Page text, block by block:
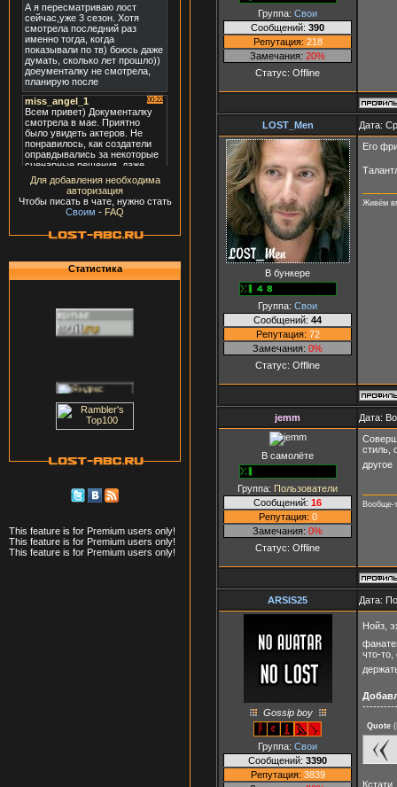
Для добавления необходима
авторизация
Чтобы писать в чате, нужно стать
Своим - FAQ
Статистика
This feature is for Premium users only!
This feature is for Premium users only!
This feature is for Premium users only!
Группа: Свои
Сообщений: 390
Репутация: 218
Замечания: 20%
Статус: Offline
LOST_Men Дата:
В бункере
Группа: Свои
Сообщений: 44
Репутация: 72
Замечания: 0%
Статус: Offline
Его
Живём
jemm Дата:
В самолёте
Группа: Пользователи
Сообщений: 16
Репутация: 0
Замечания: 0%
Статус: Offline
стиль,
другое
Вообще-
ARSIS25 Дата:
Gossip boy
Группа: Свои
Сообщений: 3390
Репутация: 3839
Нойз,
что-
Quote (